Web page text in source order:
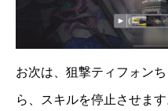
お次は、狙撃ティフォン
ら、スキルを停止させます